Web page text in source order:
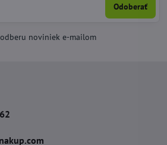
Odoberať
noviniek e-mailom